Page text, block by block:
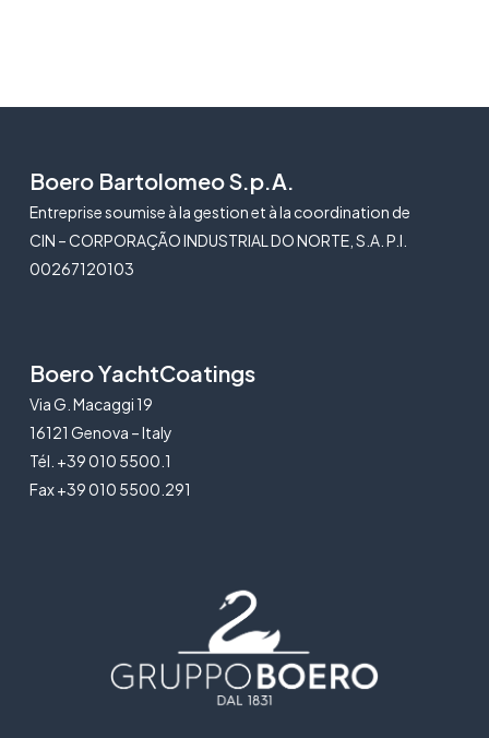
Boero Bartolomeo S.p.A.
Entreprise soumise à la gestion et à la coordination de
CIN – CORPORAÇÃO INDUSTRIAL DO NORTE, S.A. P.I.
00267120103
Boero YachtCoatings
Via G. Macaggi 19
16121 Genova – Italy
Tél. +39 010 5500.1
Fax +39 010 5500.291